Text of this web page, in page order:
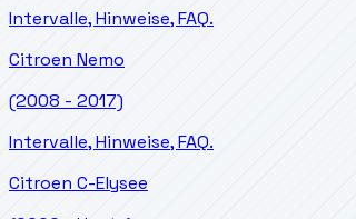
Intervalle, Hinweise, FAQ.
Citroen Nemo
(2008 - 2017)
Intervalle, Hinweise, FAQ.
Citroen C-Elysee